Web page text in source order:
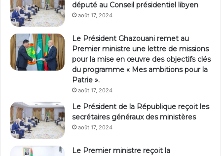
député au Conseil présidentiel libyen
août 17, 2024
Le Président Ghazouani remet au
Premier ministre une lettre de missions
pour la mise en œuvre des objectifs clés
du programme « Mes ambitions pour la
Patrie ».
août 17, 2024
Le Président de la République reçoit les
secrétaires généraux des ministères
août 17, 2024
Le Premier ministre reçoit la